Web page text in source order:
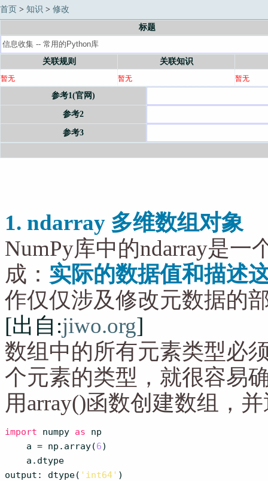
首页 > 知识 > 修改
标题
关联规则 关联知识
暂无 暂无 暂无
参考1(官网)
参考2
参考3
1. ndarray 多维数组对象
NumPy库中的ndarray是
成： 实际的数据值和描述
作仅仅涉及修改元数据的
[出自:jiwo.org]
数组中的所有元素类型必
个元素的类型，就很容易
用array()函数创建数组，
import numpy as np
a = np.array(6)
a.dtype
output: dtype( 'int64' )